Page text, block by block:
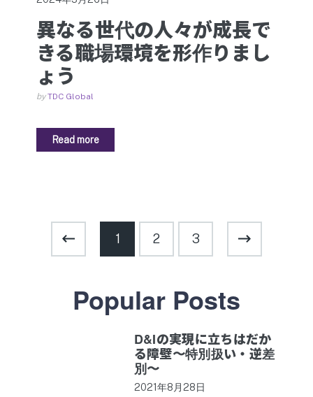
異なる世代の人々が成長で
きる職場環境を形作りまし
ょう
byTDC Global
Read more
投稿のページ送り
1 2 3
Popular Posts
D&Iの実現に立ちはだか
る障壁〜特別扱い・逆差
別〜
2021年8月28日